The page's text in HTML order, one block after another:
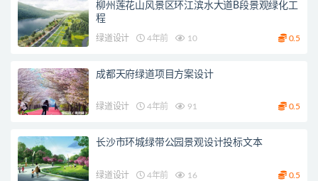
柳州莲花山风景区环江滨水大道B段景观绿化工
程
绿道设计 4年前 10 0.5
成都天府绿道项目方案设计
绿道设计 4年前 91 0.5
长沙市环城绿带公园景观设计投标文本
绿道设计 4年前 16 0.5